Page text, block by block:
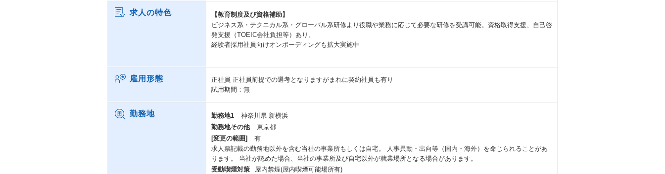
求人の特色
【教育制度及び資格補助】
ビジネス系・テクニカル系・グローバル系研修より役職や業務に応じて必要な研修を受講可能。資格取得支援、自己啓
発支援（TOEIC会社負担等）あり。
経験者採用社員向けオンボーディングも拡大実施中
雇用形態 正社員 正社員前提での選考となりますがまれに契約社員も有り
試用期間：無
勤務地 勤務地1
神奈川県 新横浜
勤務地その他
東京都
[変更の範囲]
有
求人票記載の勤務地以外を含む当社の事業所もしくは自宅。 人事異動・出向等（国内・海外）を命じられることがあ
ります。 当社が認めた場合、当社の事業所及び自宅以外が就業場所となる場合があります。
受動喫煙対策
屋内禁煙(屋内喫煙可能場所有)